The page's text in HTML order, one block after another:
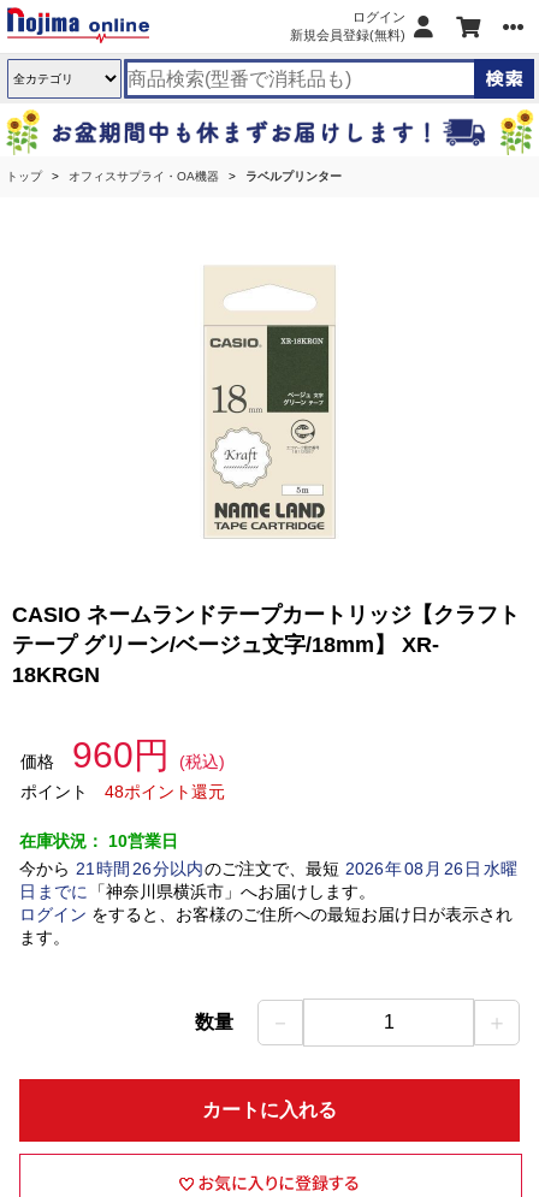
ログイン
新規会員登録(無料)
トップ オフィスサプライ・OA機器 ラベルプリンター
CASIO ネームランドテープカートリッジ【クラフト
テープ グリーン/ベージュ文字/18mm】 XR-
18KRGN
価格 960円
(税込)
ポイント
48ポイント還元
在庫状況： 10営業日
今から 21 時間 26分以内のご注文で、最短 2026年08 月 26日水曜
日 までに 「神奈川県横浜市」 へお届けします。
ログイン をすると、お客様のご住所への最短お届け日が表示され
ます。
数量 － 1 ＋
カートに入れる